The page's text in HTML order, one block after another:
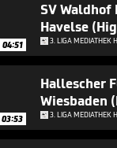
04:51
SV Waldhof
Havelse
3. LIGA MEDIATHEK
03:53
Hallescher
Wiesbaden
3. LIGA MEDIATHEK